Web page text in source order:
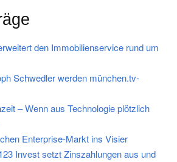
den Immobilienservice rund um
Schwedler werden münchen.tv-
– Wenn aus Technologie plötzlich
Enterprise-Markt ins Visier
Invest setzt Zinszahlungen aus und